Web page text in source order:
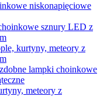
niskonapięciowe
sznury LED z
kurtyny, meteory z
lampki choinkowe
meteory z